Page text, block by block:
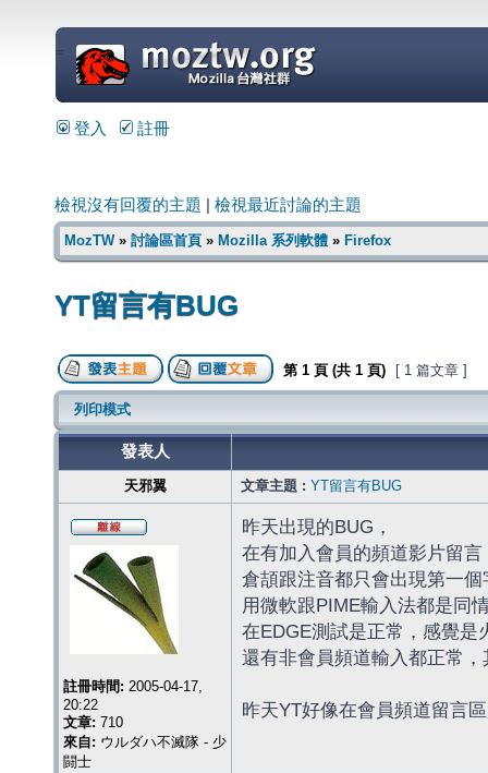
=
登入 註冊
檢視沒有回覆的主題 檢視最近討論的主題
MozTW» 討論區首頁 » Mozilla 系列軟體 » Firefox
YT留言有BUG
第 1 頁 (共 1 頁) [ 1 篇文章 ]
列印模式
發表人
天邪翼 文章主題 : YT留言有BUG
註冊時間: 2005-04-17,
20:22
文章: 710
來自: ウルダハ不滅隊 - 少
闘士
昨天出現的BUG，
在有加入會員的頻道影片留言
倉頡跟注音都只會出現第一
用微軟跟PIME輸入法都是同
在EDGE測試是正常，感覺是
還有非會員頻道輸入都正常
昨天YT好像在會員頻道留言